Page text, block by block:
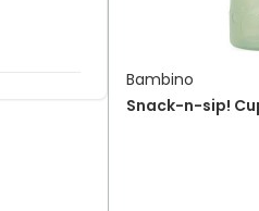
Bambino
Snack-n-sip!